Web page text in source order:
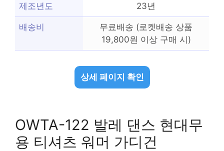
제조년도 23년
배송비
무료배송 (로켓배송 상품
19,800원 이상 구매 시)
상세 페이지 확인
OWTA-122 발레 댄스 현대무
용 티셔츠 워머 가디건